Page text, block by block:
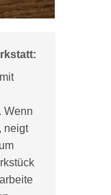
Wenn
neigt